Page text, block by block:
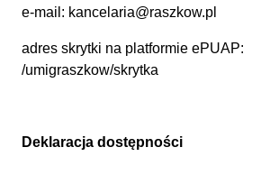
e-mail: kancelaria@raszkow.pl
adres skrytki na platformie ePUAP:
/umigraszkow/skrytka
Deklaracja dostępności